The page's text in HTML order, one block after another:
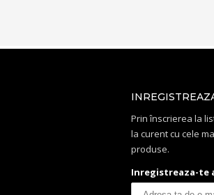
Prin înscrierea la
la curent cu cele
produse.
Inregistreaza-te